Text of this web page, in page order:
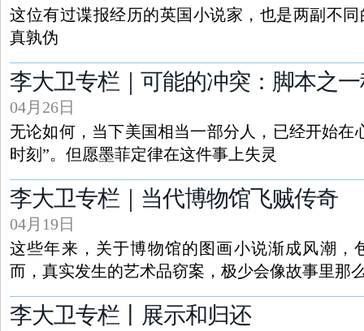
这位有过谍报经历的英国小说家，也是两副不
真孰伪
李大卫专栏｜可能的冲突：脚本之
04月26日
无论如何，当下美国相当一部分人，已经开始在
时刻”。但愿墨菲定律在这件事上失灵
李大卫专栏｜当代博物馆飞贼传奇
04月19日
这些年来，关于博物馆的图画小说渐成风潮，
而，真实发生的艺术品窃案，极少会像故事里那
李大卫专栏丨展示和归还